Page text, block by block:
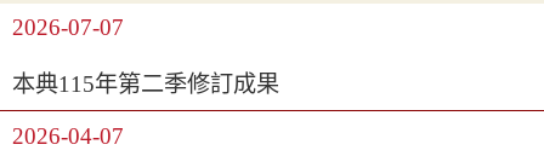
2026-07-07
本典115年第二季修訂成果
2026-04-07